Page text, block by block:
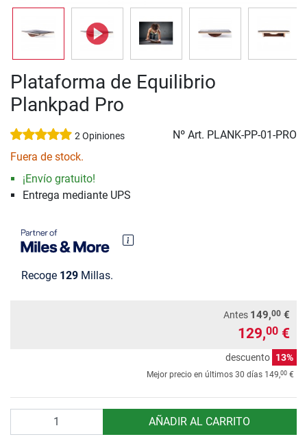
Plataforma de Equilibrio
Plankpad Pro
2 Opiniones Nº Art. PLANK-PP-01-PRO
Fuera de stock.
¡Envío gratuito!
Entrega mediante UPS
Recoge 129 Millas.
Antes 149,00 €
129,00 €
descuento 13%
Mejor precio en últimos 30 días 149,00 €
AÑADIR AL CARRITO